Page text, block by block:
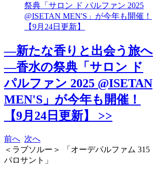
祭典「サロン ド パルファン 2025
@ISETAN MEN'S」が今年も開催！
【9月24日更新】
―新たな香りと出会う旅へ
―香水の祭典「サロン ド
パルファン 2025 @ISETAN
MEN'S」が今年も開催！
【9月24日更新】 >>
前へ 次へ
＜ラブソルー＞ 「オーデパルファム 315
パロサント」